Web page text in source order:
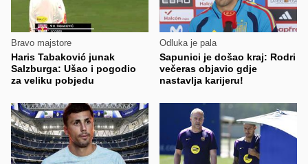
Bravo majstore
Haris Tabaković junak
Salzburga: Ušao i pogodio
za veliku pobjedu
Odluka je pala
Sapunici je došao kraj: Rodri
večeras objavio gdje
nastavlja karijeru!